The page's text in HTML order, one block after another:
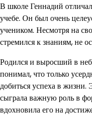
В школе Геннадий
учебе. Он был очень
учеником. Несмотря на
стремился к знаниям, не
Родился и выросший в
понимал, что только
добиться успеха в жизни.
сыграла важную роль в
вдохновила его на